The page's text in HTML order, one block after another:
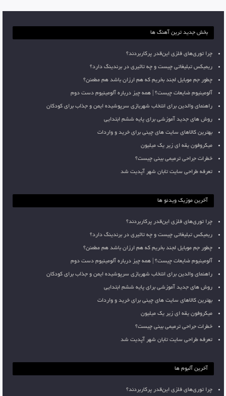
بخش جدید ترین آهنگ ها
چرا توری‌های فلزی این‌قدر پرکاربردند؟
ریمیکس تبلیغاتی چیست و چه تاثیری در برندینگ دارد؟
چطور جم موبایل لجند بخریم که هم ارزان باشد هم مطمئن؟
آلومینیوم ضایعات چیست؟ | همه چیز درباره آلومینیوم دست دوم
راهنمای والدین برای انتخاب شهربازی سرپوشیده ایمن و جذاب برای کودکان
روش های جدید آموزشی برای پایه ششم ابتدایی
بهترین کالاهای سایت های چینی برای خرید و واردات
میکروفون یقه ای زیر یک میلیون
خطرات جراحی ترمیمی بینی چیست؟
تعرفه طراحی سایت تابان شهر آپدیت شد
آخرین موزیک ویدئو ها
چرا توری‌های فلزی این‌قدر پرکاربردند؟
ریمیکس تبلیغاتی چیست و چه تاثیری در برندینگ دارد؟
چطور جم موبایل لجند بخریم که هم ارزان باشد هم مطمئن؟
آلومینیوم ضایعات چیست؟ | همه چیز درباره آلومینیوم دست دوم
راهنمای والدین برای انتخاب شهربازی سرپوشیده ایمن و جذاب برای کودکان
روش های جدید آموزشی برای پایه ششم ابتدایی
بهترین کالاهای سایت های چینی برای خرید و واردات
میکروفون یقه ای زیر یک میلیون
خطرات جراحی ترمیمی بینی چیست؟
تعرفه طراحی سایت تابان شهر آپدیت شد
آخرین آلبوم ها
چرا توری‌های فلزی این‌قدر پرکاربردند؟